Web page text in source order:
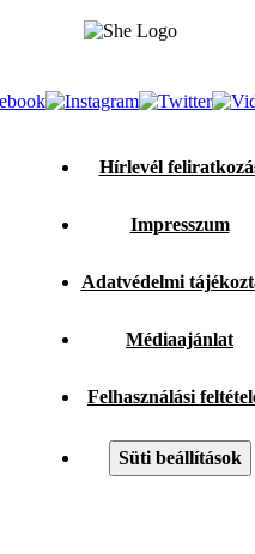
Hírlevél
Impresszum
Adatvédelmi
Médiaajánlat
Felhasználási
Süti beállítások